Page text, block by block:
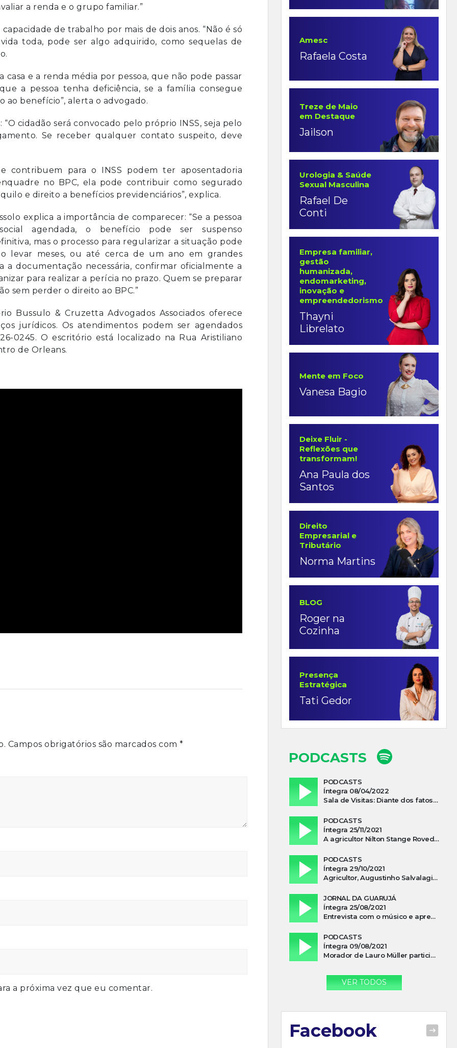
a renda e o grupo familiar.”
de trabalho por mais de dois anos. “Não é só
toda, pode ser algo adquirido, como sequelas de
e a renda média por pessoa, que não pode passar
a pessoa tenha deficiência, se a família consegue
benefício”, alerta o advogado.
cidadão será convocado pelo próprio INSS, seja pelo
Se receber qualquer contato suspeito, deve
contribuem para o INSS podem ter aposentadoria
no BPC, ela pode contribuir como segurado
e direito a benefícios previdenciários”, explica.
explica a importância de comparecer: “Se a pessoa
agendada, o benefício pode ser suspenso
mas o processo para regularizar a situação pode
levar meses, ou até cerca de um ano em grandes
documentação necessária, confirmar oficialmente a
para realizar a perícia no prazo. Quem se preparar
sem perder o direito ao BPC.”
Bussulo & Cruzetta Advogados Associados oferece
jurídicos. Os atendimentos podem ser agendados
0245. O escritório está localizado na Rua Aristiliano
de Orleans.
Campos obrigatórios são marcados com *
a próxima vez que eu comentar.
Amesc
Rafaela Costa
Treze de Maio
em Destaque
Jailson
Urologia & Saúde
Sexual Masculina
Rafael De
Conti
Empresa familiar,
gestão
humanizada,
endomarketing,
inovação e
empreendedorismo
Thayni
Librelato
Mente em Foco
Vanesa Bagio
Deixe Fluir -
Reflexões que
transformam!
Ana Paula dos
Santos
Direito
Empresarial e
Tributário
Norma Martins
BLOG
Roger na
Cozinha
Presença
Estratégica
Tati Gedor
PODCASTS
PODCASTS
Íntegra 08/04/2022
Sala de Visitas: Diante dos fatos que influenciam a economia o que podemos esperar de 2022
PODCASTS
Íntegra 25/11/2021
A agricultor Nilton Stange Roveda, afirma ter recebido ajuda espiritual durante acidente
PODCASTS
Íntegra 29/10/2021
Agricultor, Augustinho Salvalagio, relata sobre aparição do Cavaleiro Negro no Rio das Furnas
JORNAL DA GUARUJÁ
Íntegra 25/08/2021
Entrevista com o músico e apresentador, Lismael Ferrareis, no Cidade e Campo
PODCASTS
Íntegra 09/08/2021
Morador de Lauro Müller participa de motociata em apoio a Bolsonaro
VER TODOS
Facebook